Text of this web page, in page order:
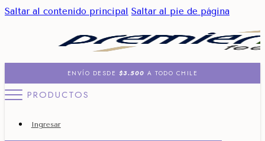
Saltar al contenido principal Saltar al pie de página
ENVÍO DESDE $3.500 A TODO CHILE
PRODUCTOS
Ingresar